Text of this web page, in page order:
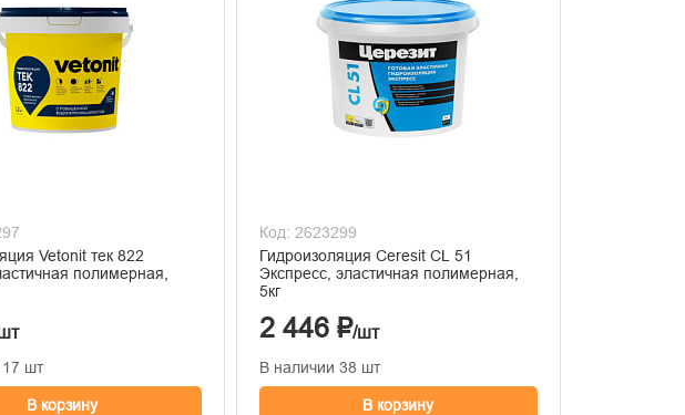
Vetonit тек 822
полимерная,
17 шт
В корзину
Код: 2623299
Гидроизоляция Ceresit CL 51
Экспресс, эластичная полимерная,
5кг
2 446 ₽/шт
В наличии 38 шт
В корзину